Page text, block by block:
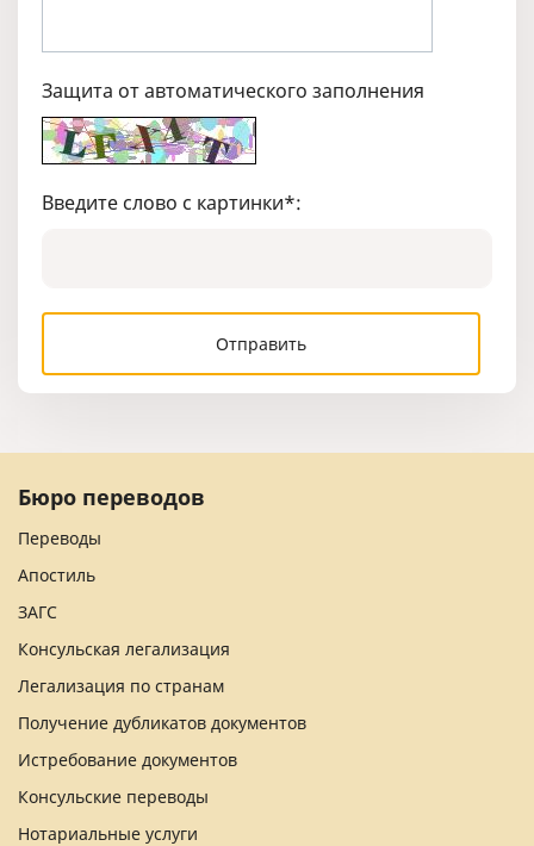
Защита от автоматического заполнения
Введите слово с картинки*:
Бюро переводов
Переводы
Апостиль
ЗАГС
Консульская легализация
Легализация по странам
Получение дубликатов документов
Истребование документов
Консульские переводы
Нотариальные услуги